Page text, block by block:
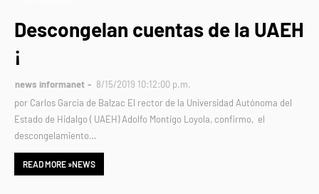
Descongelan cuentas de la UAEH
¡
news informanet
8/15/2019 10:12:00 p.m.
por Carlos García de Balzac El rector de la Universidad Autónoma del
Estado de Hidalgo ( UAEH) Adolfo Montigo Loyola, confirmo, el
descongelamiento…
READ MORE »NEWS